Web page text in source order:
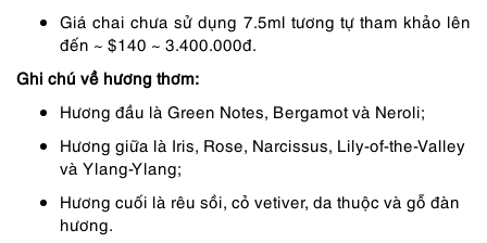
Giá chai chưa sử dụng 7.5ml tương tự tham khảo lên
đến ~ $140 ~ 3.400.000đ.
Ghi chú về hương thơm:
Hương đầu là Green Notes, Bergamot và Neroli;
Hương giữa là Iris, Rose, Narcissus, Lily-of-the-Valley
và Ylang-Ylang;
Hương cuối là rêu sồi, cỏ vetiver, da thuộc và gỗ đàn
hương.